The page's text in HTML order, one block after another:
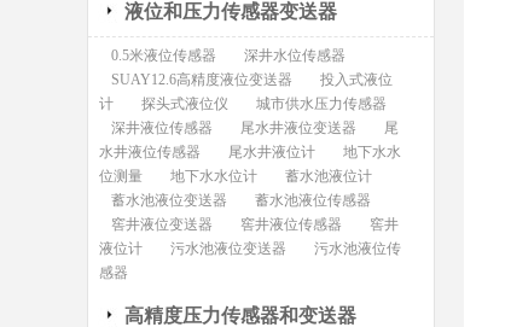
液位和压力传感器变送器
0.5米液位传感器
深井水位传感器
SUAY12.6高精度液位变送器
投入式液位
计
探头式液位仪
城市供水压力传感器
深井液位传感器
尾水井液位变送器
尾
水井液位传感器
尾水井液位计
地下水水
位测量
地下水水位计
蓄水池液位计
蓄水池液位变送器
蓄水池液位传感器
窖井液位变送器
窖井液位传感器
窖井
液位计
污水池液位变送器
污水池液位传
感器
高精度压力传感器和变送器